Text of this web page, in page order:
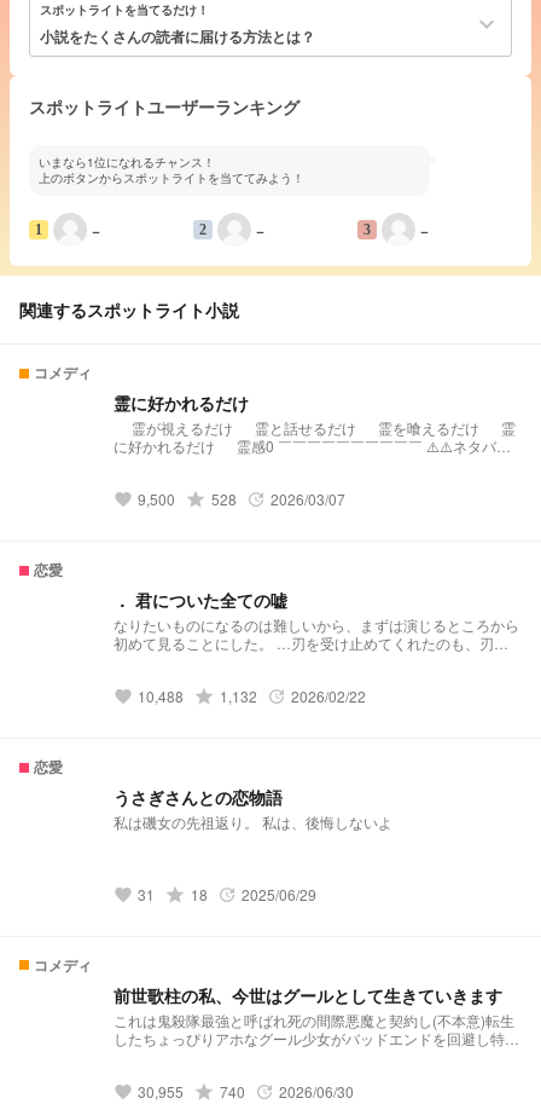
スポットライトを当てるだけ！
小説をたくさんの読者に届ける方法とは？ keyboard_arrow_down
スポットライトユーザーランキング
いまなら1位になれるチャンス！
上のボタンからスポットライトを当ててみよう！
1 − 2 − 3 −
関連するスポットライト小説
コメディ
霊に好かれるだけ
霊が視えるだけ 霊と話せるだけ 霊を喰えるだけ 霊
に好かれるだけ 霊感0 ￣￣￣￣￣￣￣￣￣￣ ⚠️⚠️ネタバレ
位 🙏🏻✨️ 📢 デイリーランキングコメディ109位 🙏🏻✨️
favorite 9,500 grade 528 update 2026/03/07
恋愛
． 君についた全ての嘘
なりたいものになるのは難しいから、まずは演じるところから
初めて見ることにした。 …刃を受け止めてくれたのも、刃を
生きてきたから。 お姉ちゃんを殺したあの怪物を、 お姉ちゃ
favorite 10,488 grade 1,132 update 2026/02/22
恋愛
うさぎさんとの恋物語
私は磯女の先祖返り。 私は、後悔しないよ
favorite 31 grade 18 update 2025/06/29
コメディ
前世歌柱の私、今世はグールとして生きていきます
これは鬼殺隊最強と呼ばれ死の間際悪魔と契約し(不本意)転生
したちょっぴりアホなグール少女がバッドエンドを回避し特待
第2話〜第19話 EP1『願いを叶える男』第20話〜第61話
favorite 30,955 grade 740 update 2026/06/30